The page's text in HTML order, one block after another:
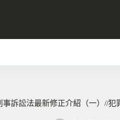
事訴訟法最新修正介紹（一）//